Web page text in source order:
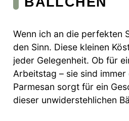
Wenn ich an die perfekten
den Sinn. Diese kleinen
jeder Gelegenheit. Ob für
Arbeitstag – sie sind
Parmesan sorgt für ein
dieser unwiderstehlichen